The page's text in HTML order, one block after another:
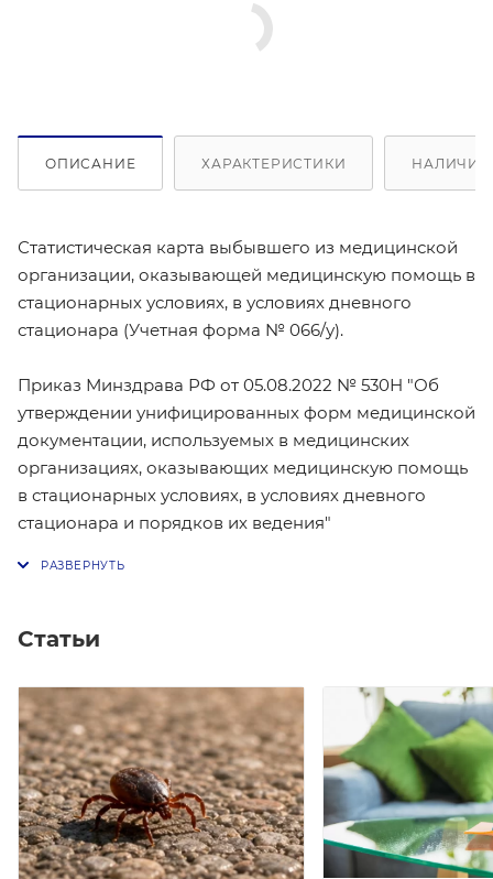
ОПИСАНИЕ ХАРАКТЕРИСТИКИ НАЛИЧИЕ
Статистическая карта выбывшего из медицинской
организации, оказывающей медицинскую помощь в
стационарных условиях, в условиях дневного
стационара (Учетная форма № 066/у).
Приказ Минздрава РФ от 05.08.2022 № 530Н "Об
утверждении унифицированных форм медицинской
документации, используемых в медицинских
организациях, оказывающих медицинскую помощь
в стационарных условиях, в условиях дневного
стационара и порядков их ведения"
Статьи